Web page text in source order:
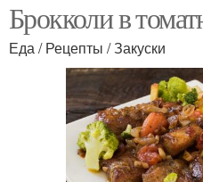
Брокколи в
Еда / Рецепты / Закуски